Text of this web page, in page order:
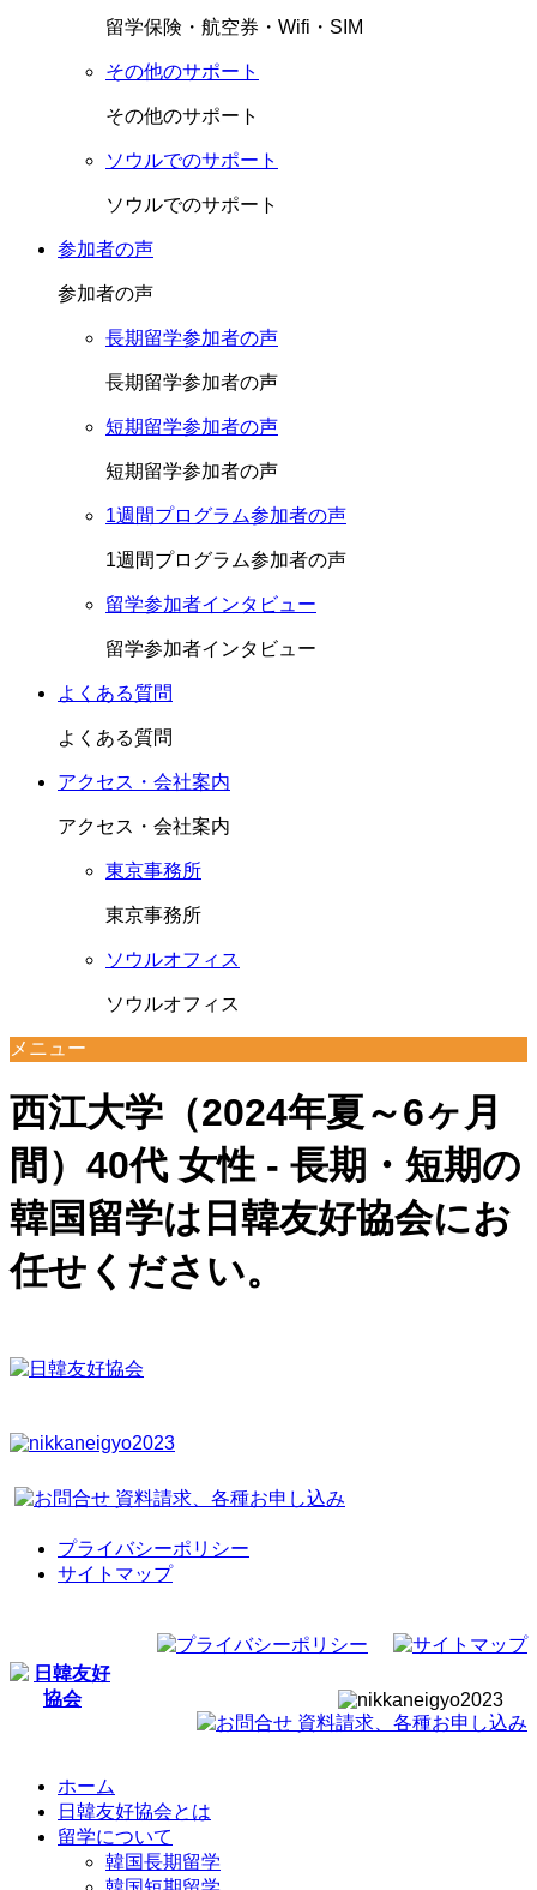
留学保険・航空券・Wifi・SIM
その他のサポート
その他のサポート
ソウルでのサポート
ソウルでのサポート
参加者の声
参加者の声
長期留学参加者の声
長期留学参加者の声
短期留学参加者の声
短期留学参加者の声
1週間プログラム参加者の声
1週間プログラム参加者の声
留学参加者インタビュー
留学参加者インタビュー
よくある質問
よくある質問
アクセス・会社案内
アクセス・会社案内
東京事務所
東京事務所
ソウルオフィス
ソウルオフィス
メニュー
西江大学（2024年夏～6ヶ月
間）40代 女性 - 長期・短期の
韓国留学は日韓友好協会にお
任せください。
プライバシーポリシー
サイトマップ
ホーム
日韓友好協会とは
留学について
韓国長期留学